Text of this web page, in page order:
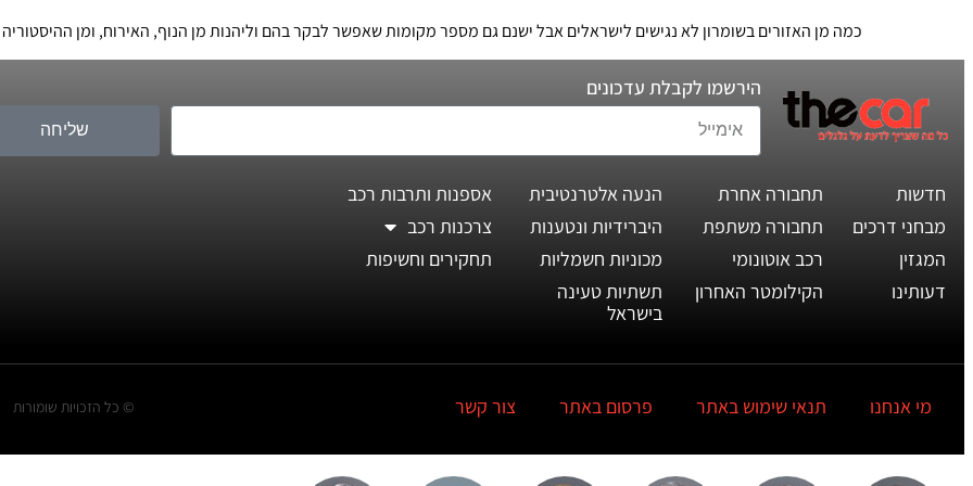
כמה מן האזורים בשומרון לא נגישים לישראלים אבל ישנם גם מספר מקומות שאפשר לבקר בהם וליהנות מן הנוף, האירוח, ומן
הירשמו לקבלת עדכונים
שליחה
חדשות
מבחני דרכים
המגזין
דעותינו
תחבורה אחרת
תחבורה משתפת
רכב אוטונומי
הקילומטר האחרון
הנעה אלטרנטיבית
היברידיות ונטענות
מכוניות חשמליות
תשתיות טעינה
בישראל
אספנות ותרבות רכב
צרכנות רכב
תחקירים וחשיפות
מי אנחנו תנאי שימוש באתר פרסום באתר צור קשר © כל הזכויות שומורות